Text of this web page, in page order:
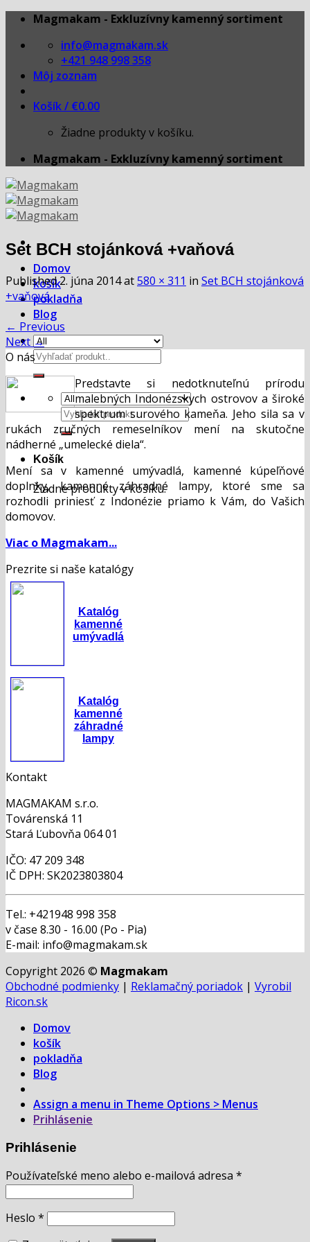
Skip
content
Magmakam - Exkluzívny kamenný sortiment
info@magmakam.sk
+421 948 998 358
Môj zoznam
Košík / €0.00
Žiadne produkty v košíku.
Magmakam - Exkluzívny kamenný sortiment
Domov
košík
pokladňa
Blog
Hľadať:
Hľadať:
Košík
Žiadne produkty v košíku.
Set BCH stojánková +vaňová
Published2. júna 2014at580 × 311 in Set BCH stojánková
+vaňová
← Previous
Next →
O nás
Predstavte si nedotknuteľnú prírodu
malebných Indonézskych ostrovov a široké
spektrum surového kameňa. Jeho sila sa v
rukách zručných remeselníkov mení na skutočne
nádherné „umelecké diela“.
Mení sa v kamenné umývadlá, kamenné kúpeľňové
doplnky, kamenné záhradné lampy, ktoré sme sa
rozhodli priniesť z Indonézie priamo k Vám, do Vašich
domovov.
Viac o Magmakam...
Prezrite si naše katalógy
Katalóg
kamenné
umývadlá
Katalóg
kamenné
záhradné
lampy
Kontakt
MAGMAKAM s.r.o.
Továrenská 11
Stará Ľubovňa 064 01
IČO: 47 209 348
IČ DPH: SK2023803804
Tel.: +421948 998 358
v čase 8.30 - 16.00 (Po - Pia)
E-mail: info@magmakam.sk
Copyright 2026 © Magmakam
Obchodné podmienky | Reklamačný poriadok | Vyrobil
Ricon.sk
Domov
košík
pokladňa
Blog
Assign a menu in Theme Options > Menus
Prihlásenie
Prihlásenie
Používateľské meno alebo e-mailová adresa *
Heslo *